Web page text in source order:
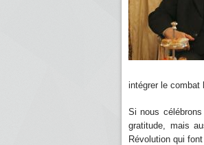
intégrer le combat
Si nous
gratitude, mais
Révolution qui